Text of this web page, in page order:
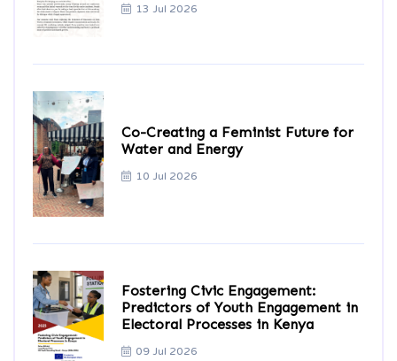
13 Jul 2026
Co-Creating a Feminist Future for
Water and Energy
10 Jul 2026
Fostering Civic Engagement:
Predictors of Youth Engagement in
Electoral Processes in Kenya
09 Jul 2026